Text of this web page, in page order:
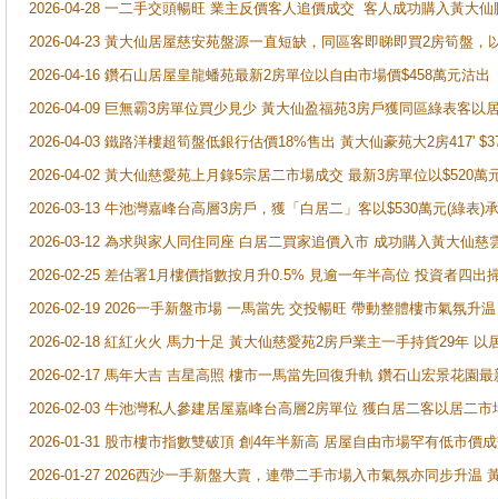
2026-04-28 一二手交頭暢旺 業主反價客人追價成交 客人成功購入黃大
2026-04-23 黃大仙居屋慈安苑盤源一直短缺，同區客即睇即買2房筍盤，
2026-04-16 鑽石山居屋皇龍蟠苑最新2房單位以自由市場價$458萬元沽出
2026-04-09 巨無霸3房單位買少見少 黃大仙盈福苑3房戶獲同區綠表客以
2026-04-03 鐵路洋樓超筍盤低銀行估價18%售出 黃大仙豪苑大2房417'
2026-04-02 黃大仙慈愛苑上月錄5宗居二市場成交 最新3房單位以$520萬
2026-03-13 牛池灣嘉峰台高層3房戶，獲「白居二」客以$530萬元(綠表)
2026-03-12 為求與家人同住同座 白居二買家追價入市 成功購入黃大仙
2026-02-25 差估署1月樓價指數按月升0.5% 見逾一年半高位 投資者四
2026-02-19 2026一手新盤市場 一馬當先 交投暢旺 帶動整體樓市氣氛升
2026-02-18 紅紅火火 馬力十足 黃大仙慈愛苑2房戶業主一手持貨29年 以
2026-02-17 馬年大吉 吉星高照 樓市一馬當先回復升軌 鑽石山宏景花園
2026-02-03 牛池灣私人參建居屋嘉峰台高層2房單位 獲白居二客以居二市
2026-01-31 股市樓市指數雙破頂 創4年半新高 居屋自由市場罕有低市價
2026-01-27 2026西沙一手新盤大賣，連帶二手市場入市氣氛亦同步升温